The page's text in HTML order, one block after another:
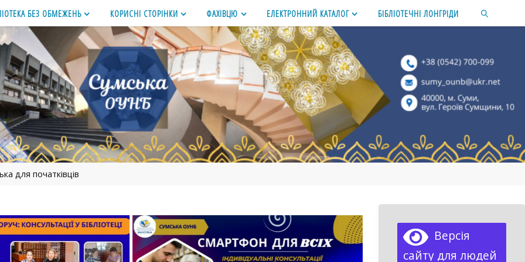
БЕЗ ОБМЕЖЕНЬ КОРИСНІ СТОРІНКИ ФАХІВЦЮ ЕЛЕКТРОННИЙ КАТАЛОГ БІБЛІОТЕЧНІ ЛОНГРІДИ
для початківців
Версія
сайту для людей